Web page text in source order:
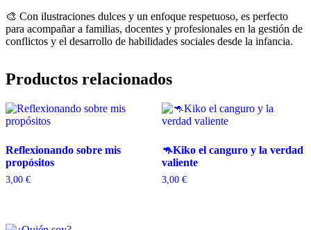
🎨 Con ilustraciones dulces y un enfoque respetuoso, es perfecto
para acompañar a familias, docentes y profesionales en la gestión de
conflictos y el desarrollo de habilidades sociales desde la infancia.
Productos relacionados
Reflexionando sobre mis
propósitos
3,00 €
🦘Kiko el canguro y la verdad
valiente
3,00 €